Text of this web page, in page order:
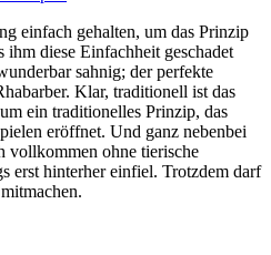
einfach gehalten, um das Prinzip
ihm diese Einfachheit geschadet
sahnig; der perfekte
Klar, traditionell ist das
ein traditionelles Prinzip, das
eröffnet. Und ganz nebenbei
vollkommen ohne tierische
erst hinterher einfiel. Trotzdem darf